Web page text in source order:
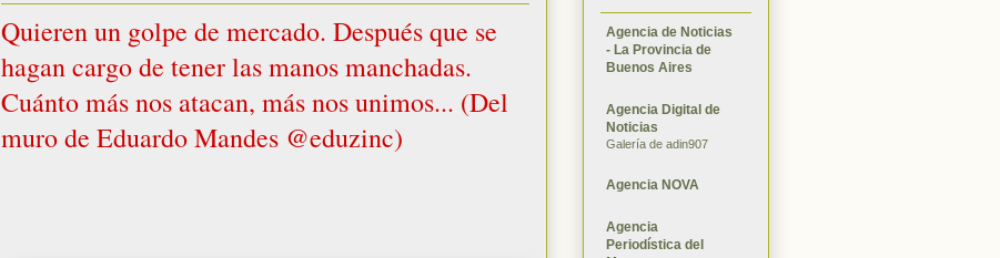
Quieren un golpe de mercado. Después que se
hagan cargo de tener las manos manchadas.
Cuánto más nos atacan, más nos unimos... (Del
muro de Eduardo Mandes @eduzinc)
Agencia de Noticias
- La Provincia de
Buenos Aires
Agencia Digital de
Noticias
Galería de adin907
Agencia NOVA
Agencia
Periodística del